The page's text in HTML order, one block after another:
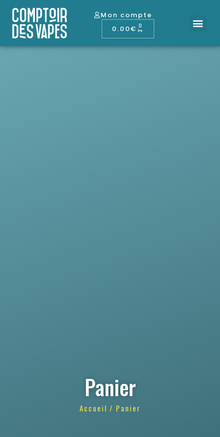
Mon compte
0.00€ 0
Panier
Accueil / Panier